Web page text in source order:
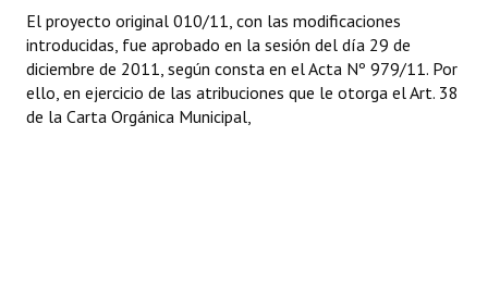
El proyecto original 010/11, con las modificaciones
introducidas, fue aprobado en la sesión del día 29 de
diciembre de 2011, según consta en el Acta Nº 979/11. Por
ello, en ejercicio de las atribuciones que le otorga el Art. 38
de la Carta Orgánica Municipal,